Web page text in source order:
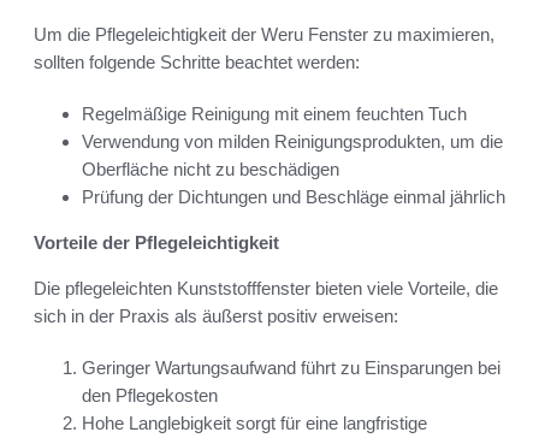
Um die Pflegeleichtigkeit der Weru Fenster zu maximieren,
sollten folgende Schritte beachtet werden:
Regelmäßige Reinigung mit einem feuchten Tuch
Verwendung von milden Reinigungsprodukten, um die
Oberfläche nicht zu beschädigen
Prüfung der Dichtungen und Beschläge einmal jährlich
Vorteile der Pflegeleichtigkeit
Die pflegeleichten Kunststofffenster bieten viele Vorteile, die
sich in der Praxis als äußerst positiv erweisen:
Geringer Wartungsaufwand führt zu Einsparungen bei
den Pflegekosten
Hohe Langlebigkeit sorgt für eine langfristige